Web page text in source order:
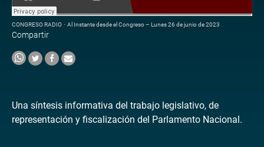
CONGRESO RADIO · Al Instante desde el Congreso – Lunes 26 de junio de 2023
Compartir
Una síntesis informativa del trabajo legislativo, de
representación y fiscalización del Parlamento Nacional.